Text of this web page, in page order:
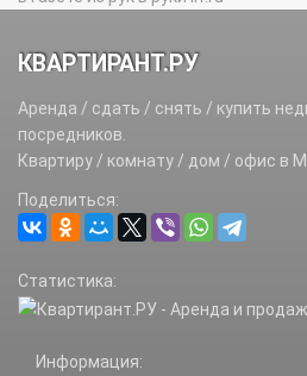
КВАРТИРАНТ.РУ
Аренда / сдать / снять / купить
посредников.
Квартиру / комнату / дом / офис в
Поделиться:
Статистика:
Информация: